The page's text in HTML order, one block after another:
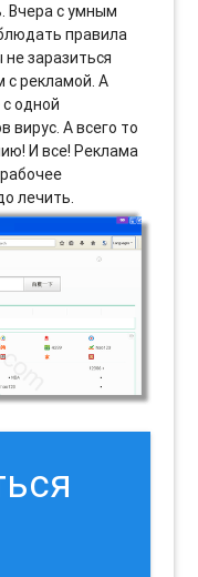
Вчера с умным
правила
заразиться
с рекламой. А
одной
вирус. А всего то
И все! Реклама
лечить.